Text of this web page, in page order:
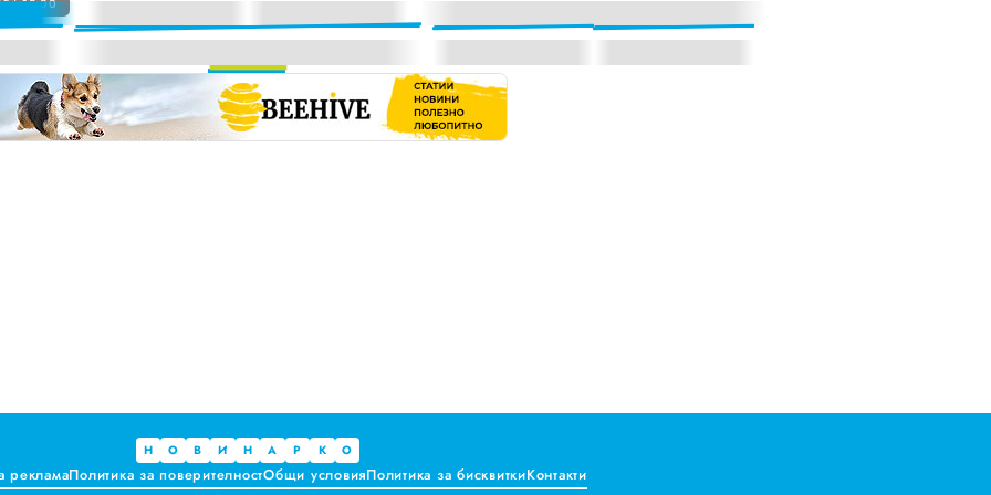
Предлагат ли някакви хранителни ползи?
които не ни ценят
за ръководители на болници и общински дружества във Варна
| 12:00
Н О В И Н А Р К О
рекламаПолитика за поверителностОбщи условияПолитика за бисквиткиКонтакти